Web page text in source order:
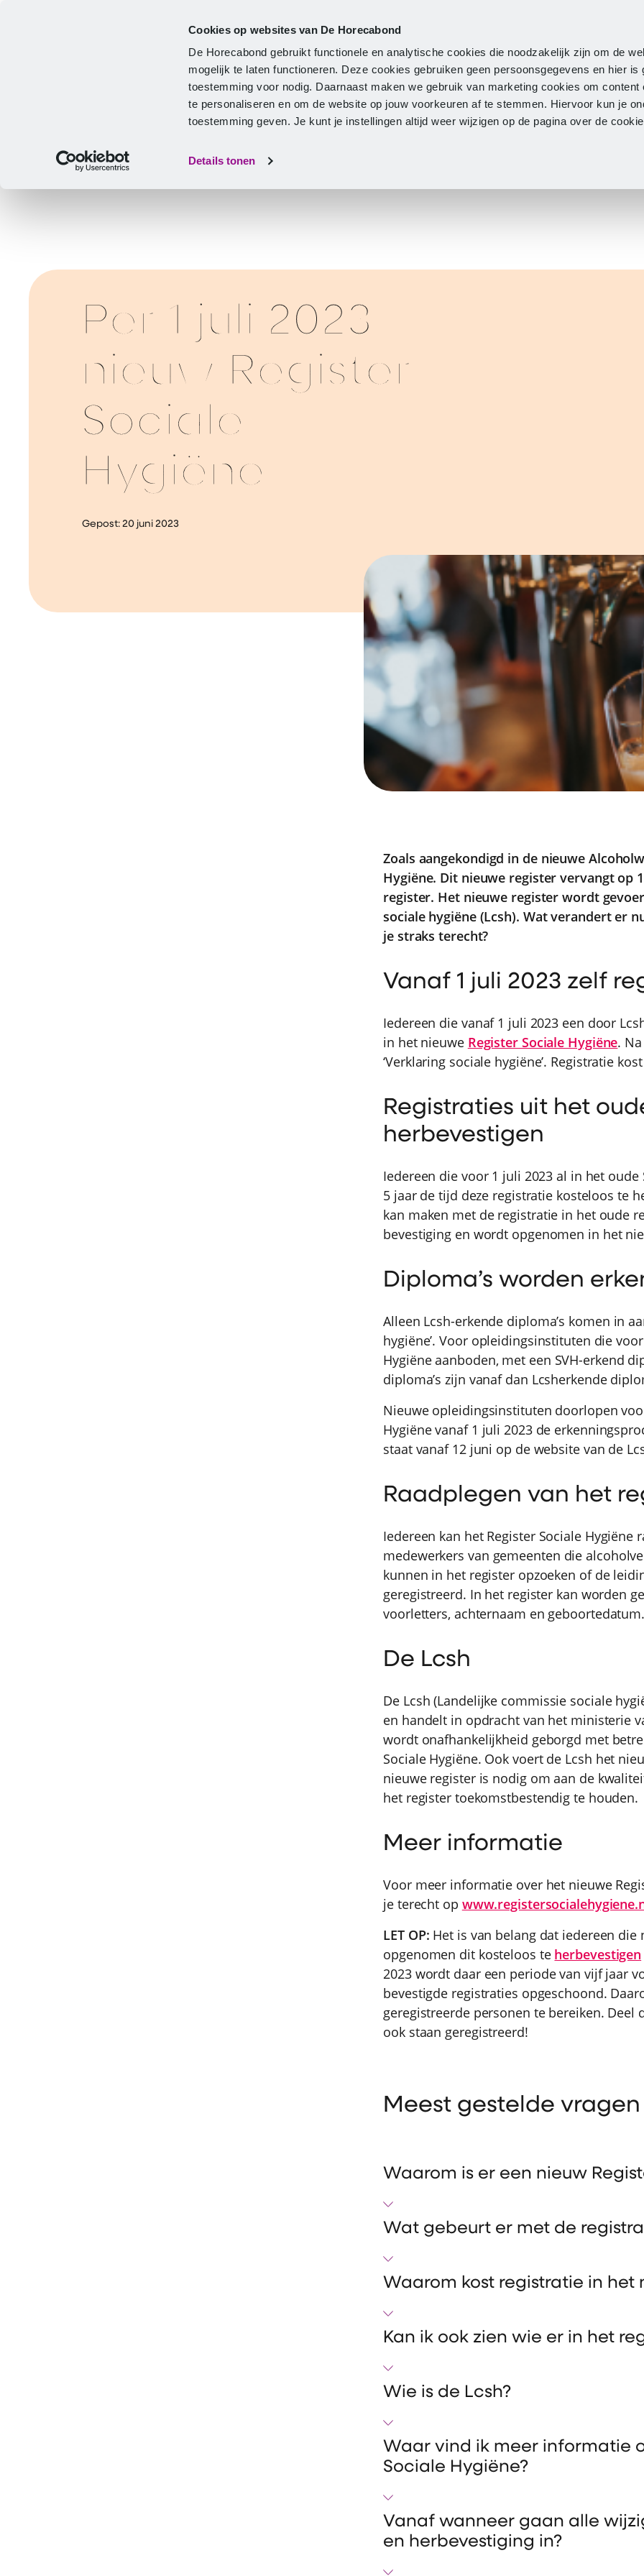
Cookies op websites van De Horecabond
De Horecabond gebruikt functionele en analytische cookies die noodzakelijk zijn om de
mogelijk te laten functioneren. Deze cookies gebruiken geen persoonsgegevens en hier is
toestemming voor nodig. Daarnaast maken we gebruik van marketing cookies om content
te personaliseren en om de website op jouw voorkeuren af te stemmen. Hiervoor kun je
toestemming geven. Je kunt je instellingen altijd weer wijzigen op de pagina over de
Details tonen
Per 1 juli 2023
nieuw Register
Sociale
Hygiëne
Gepost: 20 juni 2023
Zoals aangekondigd in de nieuwe
Hygiëne. Dit nieuwe register vervangt op
register. Het nieuwe register wordt
sociale hygiëne (Lcsh). Wat verandert er
je straks terecht?
Vanaf 1 juli 2023 zelf
Iedereen die vanaf 1 juli 2023 een door
in het nieuwe Register Sociale Hygiëne.
‘Verklaring sociale hygiëne’. Registratie
Registraties uit het
herbevestigen
Iedereen die voor 1 juli 2023 al in het
5 jaar de tijd deze registratie kosteloos te
kan maken met de registratie in het oude
bevestiging en wordt opgenomen in het
Diploma’s worden
Alleen Lcsh-erkende diploma’s komen in
hygiëne’. Voor opleidingsinstituten die
Hygiëne aanboden, met een SVH-erkend
diploma’s zijn vanaf dan Lcsherkende
Nieuwe opleidingsinstituten doorlopen
Hygiëne vanaf 1 juli 2023 de
staat vanaf 12 juni op de website van de
Raadplegen van het
Iedereen kan het Register Sociale
medewerkers van gemeenten die
kunnen in het register opzoeken of de
geregistreerd. In het register kan worden
voorletters, achternaam en
De Lcsh
De Lcsh (Landelijke commissie sociale
en handelt in opdracht van het ministerie
wordt onafhankelijkheid geborgd met
Sociale Hygiëne. Ook voert de Lcsh het
nieuwe register is nodig om aan de
het register toekomstbestendig te houden.
Meer informatie
Voor meer informatie over het nieuwe
je terecht op
LET OP: Het is van belang dat iedereen
opgenomen dit kosteloos te herbevestigen
2023 wordt daar een periode van vijf jaar
bevestigde registraties opgeschoond.
geregistreerde personen te bereiken.
ook staan geregistreerd!
Meest gestelde
Waarom is er een nieuw
Wat gebeurt er met de
Waarom kost registratie in het
Kan ik ook zien wie er in het
Wie is de Lcsh?
Waar vind ik meer informatie
Sociale Hygiëne?
Vanaf wanneer gaan alle
en herbevestiging in?